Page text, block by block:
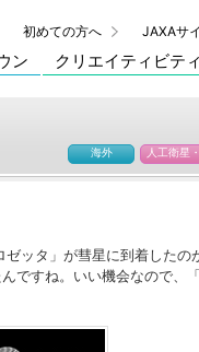
初めての方へ JAXAサ
ン クリエイティビティ
海外 人工衛星
ッタ」が彗星に到着したの
ですね。いい機会なので、